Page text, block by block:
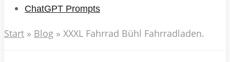
ChatGPT Prompts
Start » Blog » XXXL Fahrrad Bühl Fahrradladen.